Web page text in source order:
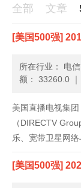
全部 文章
[美国500强]
所在行业： 电信
额： 33260.0 ｜
美国直播电视集
（DIRECTV
乐、宽带卫星网
为两个部门：
部门在美国提供
[美国500强]